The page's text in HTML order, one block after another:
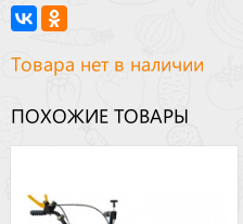
Товара нет в наличии
ПОХОЖИЕ ТОВАРЫ